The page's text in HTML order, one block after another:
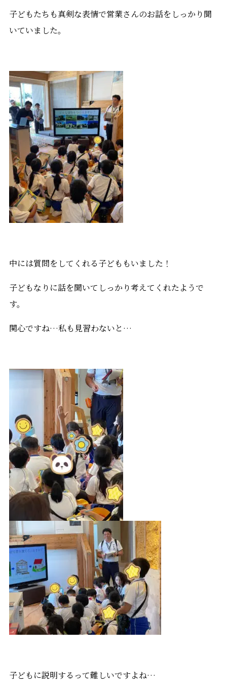
子どもたちも真剣な表情で営業さんのお話をしっかり聞
いていました。
中には質問をしてくれる子どももいました！
子どもなりに話を聞いてしっかり考えてくれたようで
す。
関心ですね…私も見習わないと…
子どもに説明するって難しいですよね…